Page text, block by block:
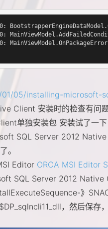
05/installing-microsoft-
Client 安装时的检查有问
单独安装包 安装试了一下
SQL Server 2012
。
Editor ORCA MSI Editor
SQL Server 2012
》
，然后保存